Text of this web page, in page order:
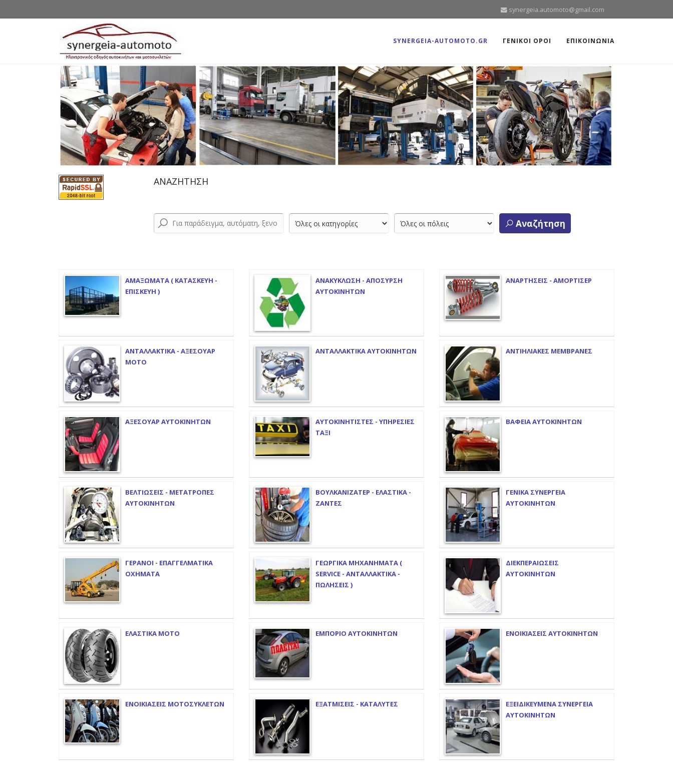
synergeia.automoto@gmail.com
SYNERGEIA-AUTOMOTO.GR ΓΕΝΙΚΟΙ ΟΡΟΙ ΕΠΙΚΟΙΝΩΝΙΑ
ΑΝΑΖΗΤΗΣΗ
Αναζήτηση
ΑΜΑΞΩΜΑΤΑ ( ΚΑΤΑΣΚΕΥΗ -
ΕΠΙΣΚΕΥΗ )
ΑΝΑΚΥΚΛΩΣΗ - ΑΠΟΣΥΡΣΗ
ΑΥΤΟΚΙΝΗΤΩΝ
ΑΝΑΡΤΗΣΕΙΣ - ΑΜΟΡΤΙΣΕΡ
ΑΝΤΑΛΛΑΚΤΙΚΑ - ΑΞΕΣΟΥΑΡ
ΜΟΤΟ
ΑΝΤΑΛΛΑΚΤΙΚΑ ΑΥΤΟΚΙΝΗΤΩΝ ΑΝΤΙΗΛΙΑΚΕΣ ΜΕΜΒΡΑΝΕΣ
ΑΞΕΣΟΥΑΡ ΑΥΤΟΚΙΝΗΤΩΝ
ΑΥΤΟΚΙΝΗΤΙΣΤΕΣ - ΥΠΗΡΕΣΙΕΣ
ΤΑΞΙ
ΒΑΦΕΙΑ ΑΥΤΟΚΙΝΗΤΩΝ
ΒΕΛΤΙΩΣΕΙΣ - ΜΕΤΑΤΡΟΠΕΣ
ΑΥΤΟΚΙΝΗΤΩΝ
ΒΟΥΛΚΑΝΙΖΑΤΕΡ - ΕΛΑΣΤΙΚΑ -
ΖΑΝΤΕΣ
ΓΕΝΙΚΑ ΣΥΝΕΡΓΕΙΑ
ΑΥΤΟΚΙΝΗΤΩΝ
ΓΕΡΑΝΟΙ - ΕΠΑΓΓΕΛΜΑΤΙΚΑ
ΟΧΗΜΑΤΑ
ΓΕΩΡΓΙΚΑ ΜΗΧΑΝΗΜΑΤΑ (
SERVICE - ΑΝΤΑΛΛΑΚΤΙΚΑ -
ΠΩΛΗΣΕΙΣ )
ΔΙΕΚΠΕΡΑΙΩΣΕΙΣ
ΑΥΤΟΚΙΝΗΤΩΝ
ΕΛΑΣΤΙΚΑ ΜΟΤΟ ΕΜΠΟΡΙΟ ΑΥΤΟΚΙΝΗΤΩΝ ΕΝΟΙΚΙΑΣΕΙΣ ΑΥΤΟΚΙΝΗΤΩΝ
ΕΝΟΙΚΙΑΣΕΙΣ ΜΟΤΟΣΥΚΛΕΤΩΝ ΕΞΑΤΜΙΣΕΙΣ - ΚΑΤΑΛΥΤΕΣ
ΕΞΕΙΔΙΚΕΥΜΕΝΑ ΣΥΝΕΡΓΕΙΑ
ΑΥΤΟΚΙΝΗΤΩΝ